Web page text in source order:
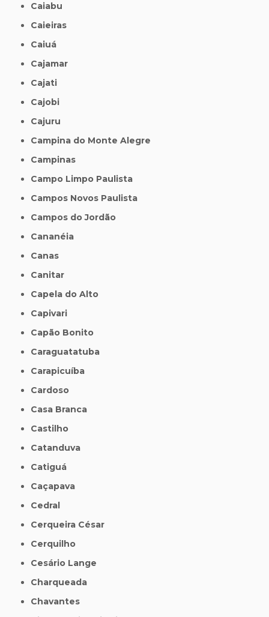
Caiabu
Caieiras
Caiuá
Cajamar
Cajati
Cajobi
Cajuru
Campina do Monte Alegre
Campinas
Campo Limpo Paulista
Campos Novos Paulista
Campos do Jordão
Cananéia
Canas
Canitar
Capela do Alto
Capivari
Capão Bonito
Caraguatatuba
Carapicuíba
Cardoso
Casa Branca
Castilho
Catanduva
Catiguá
Caçapava
Cedral
Cerqueira César
Cerquilho
Cesário Lange
Charqueada
Chavantes